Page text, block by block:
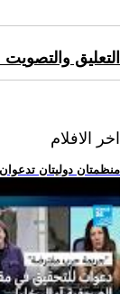
التعليق
اخر الافلام
.. منظمتان دوليتان